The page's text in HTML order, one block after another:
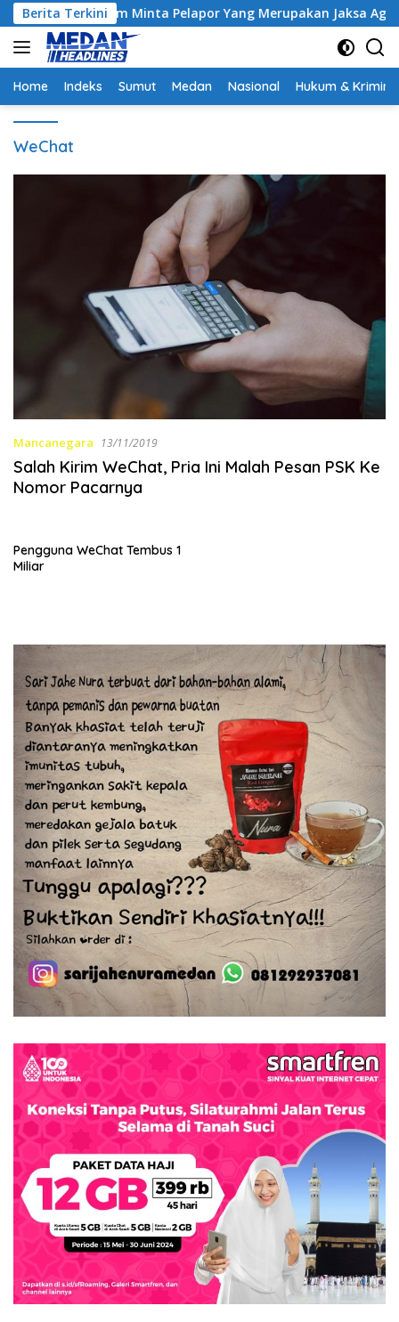
Langsung
ke
konten
Berita Terkini
Hakim Minta Pelapor Yang Merupakan Jaksa Agar
Home Indeks Sumut Medan Nasional Hukum &
WeChat
Mancanegara 13/11/2019
Salah Kirim WeChat, Pria Ini Malah Pesan PSK Ke
Nomor Pacarnya
Pengguna WeChat Tembus 1
Miliar